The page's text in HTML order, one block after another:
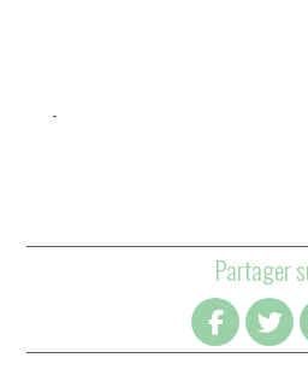
-
Partager